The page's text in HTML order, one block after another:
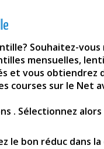
Souhaitez-
mensuelles,
et vous
courses sur le Net
. Sélectionnez
le bon réduc dans la